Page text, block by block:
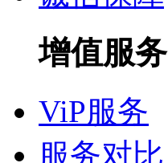
增值服务
ViP服务
服务对比